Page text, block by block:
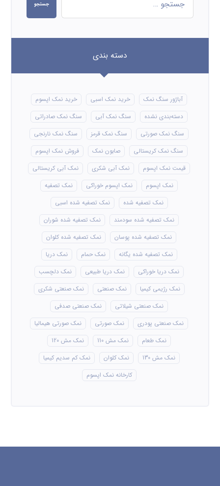
جستجو
دسته بندی
آباژور سنگ نمک خرید نمک اسبی
خرید نمک اپسوم
دسته‌بندی نشده
سنگ نمک آبی
سنگ نمک صادراتی
سنگ نمک صورتی
سنگ نمک قرمز
سنگ نمک نارنجی
سنگ نمک کریستالی
صابون نمک
فروش نمک اپسوم
قیمت نمک اپسوم
نمک آبی شکری
نمک آبی کریستالی
نمک اپسوم
نمک اپسوم خوراکی
نمک تصفیه
نمک تصفیه شده
نمک تصفیه شده اسبی
نمک تصفیه شده سودمند
نمک تصفیه شده شوران
نمک تصفیه شده پوسان
نمک تصفیه شده کلوان
نمک تصفیه شده یگانه
نمک حمام
نمک دریا
نمک دریا خوراکی
نمک دریا طبیعی
نمک دلچسب
نمک رژیمی کیمیا
نمک صنعتی
نمک صنعتی شکری
نمک صنعتی شیلاتی
نمک صنعتی صدفی
نمک صنعتی پودری
نمک صورتی
نمک صورتی هیمالیا
نمک طعام
نمک مش 110
نمک مش 120
نمک مش 130
نمک کلوان
نمک کم سدیم کیمیا
کارخانه نمک اپسوم